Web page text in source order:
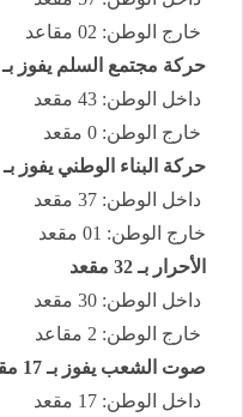
خارج الوطن: 02 مقاعد
حركة مجتمع السلم يفوز بـ 43
داخل الوطن: 43 مقعد
خارج الوطن: 0 مقعد
حركة البناء الوطني يفوز بـ 38 مقعد
داخل الوطن: 37 مقعد
خارج الوطن: 01 مقعد
الأحرار بـ 32 مقعد
داخل الوطن: 30 مقعد
خارج الوطن: 2 مقاعد
صوت الشعب يفوز بـ 17 مقعد
داخل الوطن: 17 مقعد